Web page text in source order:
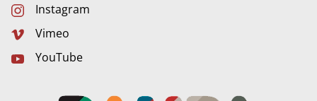
Instagram
Vimeo
YouTube